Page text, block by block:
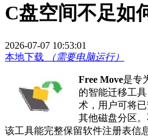
C盘空间不足如
2026-07-07 10:53:01
本地下载
（需要电脑运行）
Free Move是专
的智能迁移工
术，用户可将
其他磁盘分区
该工具能完整保留软件注册表信